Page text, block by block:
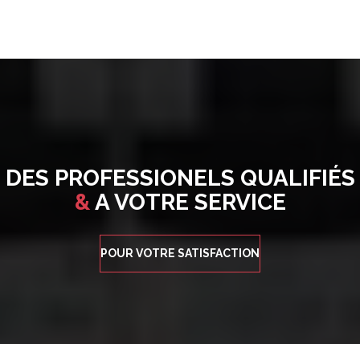
DES PROFESSIONELS QUALIFIÉS
&A VOTRE SERVICE
POUR VOTRE SATISFACTION